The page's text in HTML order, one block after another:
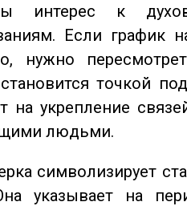
интерес к
Если график
нужно
точкой
на укрепление
людьми.
символизирует
указывает на